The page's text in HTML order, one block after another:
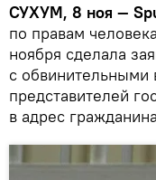
СУХУМ, 8 ноя —
по правам
ноября сделала
с обвинительными
представителей
в адрес